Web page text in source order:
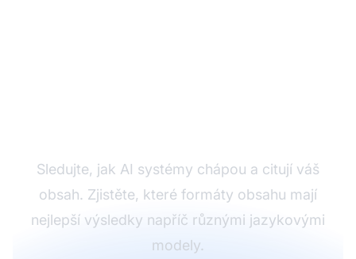
Sledujte, jak AI systémy chápou a citují váš
obsah. Zjistěte, které formáty obsahu mají
nejlepší výsledky napříč různými jazykovými
modely.